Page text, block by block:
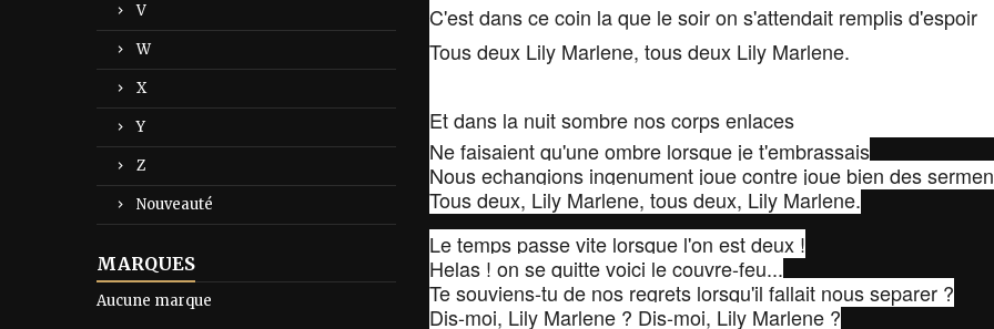
V
W
X
Y
Z
Nouveauté
MARQUES
Aucune marque
C'est dans ce coin la que le soir on s'attendait remplis d'espoir
Tous deux Lily Marlene, tous deux Lily Marlene.
Et dans la nuit sombre nos corps enlaces
Ne faisaient qu'une ombre lorsque je t'embrassais
Nous echangions ingenument joue contre joue bien des
Tous deux, Lily Marlene, tous deux, Lily Marlene.
Le temps passe vite lorsque l'on est deux !
Helas ! on se quitte voici le couvre-feu...
Te souviens-tu de nos regrets lorsqu'il fallait nous separer ?
Dis-moi, Lily Marlene ? Dis-moi, Lily Marlene ?